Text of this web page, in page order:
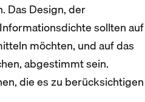
Das Design, der
sollten auf
möchten, und auf das
abgestimmt sein.
die es zu berücksichtigen